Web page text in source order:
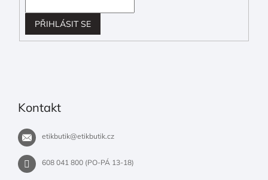
PŘIHLÁSIT SE
Kontakt
etikbutik@etikbutik.cz
608 041 800 (PO-PÁ 13-18)